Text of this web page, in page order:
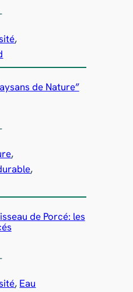
de Nature”
de Porcé: les
, Eau